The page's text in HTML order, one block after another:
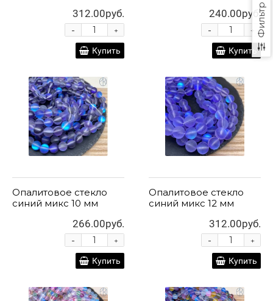
Фильтр
312.00руб.
+
-
Купить
240.00руб.
+
-
Купить
Опалитовое стекло
синий микс 10 мм
266.00руб.
+
-
Купить
Опалитовое стекло
синий микс 12 мм
312.00руб.
+
-
Купить